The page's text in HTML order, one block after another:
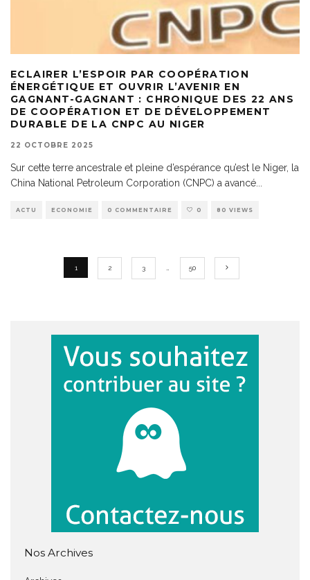
ECLAIRER L’ESPOIR PAR COOPÉRATION
ÉNERGÉTIQUE ET OUVRIR L’AVENIR EN
GAGNANT-GAGNANT : CHRONIQUE DES 22 ANS
DE COOPÉRATION ET DE DÉVELOPPEMENT
DURABLE DE LA CNPC AU NIGER
22 OCTOBRE 2025
Sur cette terre ancestrale et pleine d’espérance qu’est le Niger, la
China National Petroleum Corporation (CNPC) a avancé
ACTU ECONOMIE 0 COMMENTAIRE 0 80 VIEWS
1 2 3 50
Nos Archives